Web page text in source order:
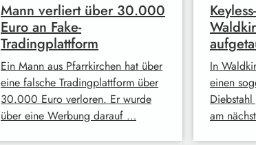
Mann verliert über 30.000
Euro an Fake-
Tradingplattform
Ein Mann aus Pfarrkirchen hat über
eine falsche Tradingplattform über
30.000 Euro verloren. Er wurde
über eine Werbung darauf …
In
einen
am